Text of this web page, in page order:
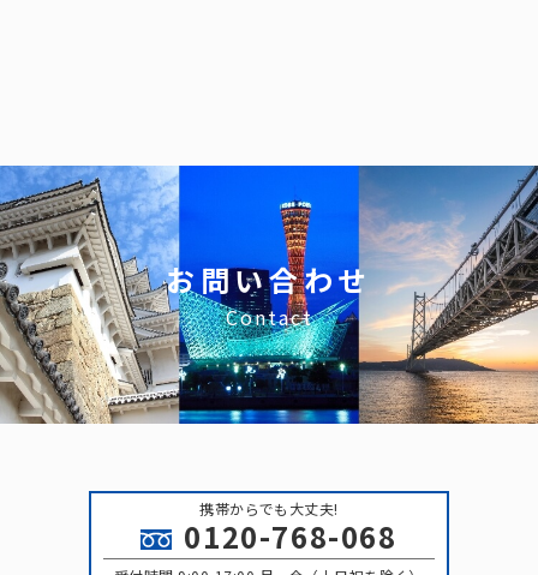
お問い合わせ
Contact
携帯からでも大丈夫!
0120-768-068